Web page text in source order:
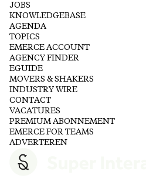
JOBS
KNOWLEDGEBASE
AGENDA
TOPICS
EMERCE ACCOUNT
AGENCY FINDER
EGUIDE
MOVERS & SHAKERS
INDUSTRY WIRE
CONTACT
VACATURES
PREMIUM ABONNEMENT
EMERCE FOR TEAMS
ADVERTEREN